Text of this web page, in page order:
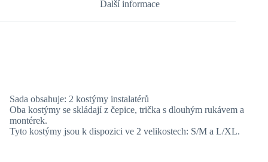
Další informace
Sada obsahuje: 2 kostýmy instalatérů
Oba kostýmy se skládají z čepice, trička s dlouhým rukávem a
montérek.
Tyto kostýmy jsou k dispozici ve 2 velikostech: S/M a L/XL.